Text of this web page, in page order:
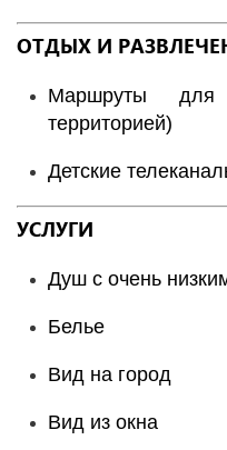
ОТДЫХ И
Маршруты
территорией)
Детские
УСЛУГИ
Душ с очень
Белье
Вид на город
Вид из окна